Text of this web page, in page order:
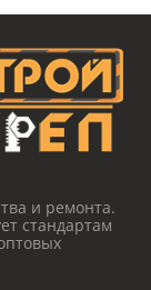
и ремонта.
стандартам